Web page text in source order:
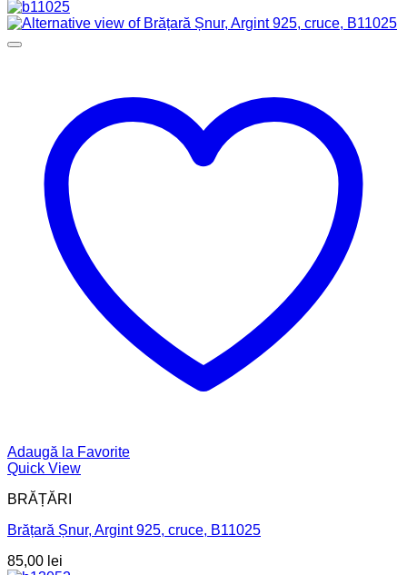
Adaugă la Favorite
Quick View
BRĂȚĂRI
Brățară Șnur, Argint 925, cruce, B11025
85,00 lei